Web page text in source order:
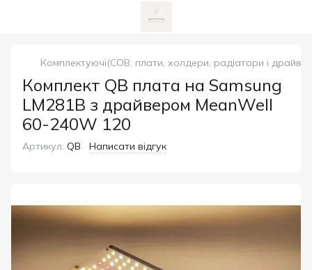
Комплектуючі(COB, плати, холдери, радіатори і
Комплект QB плата на Samsung
LM281B з драйвером MeanWell
60-240W 120
Артикул: QB Написати відгук